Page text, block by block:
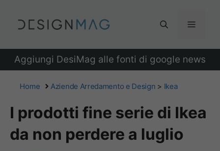
Menu
Aggiungi DesiMag alle fonti di google news
Home Aziende Arredamento e Design > Ikea
I prodotti fine serie di Ikea
da non perdere a luglio